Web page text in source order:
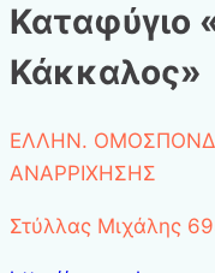
Καταφύγιο
Κάκκαλος»
ΕΛΛΗΝ.
ΑΝΑΡΡΙΧΗΣΗΣ
Στύλλας Μιχάλης